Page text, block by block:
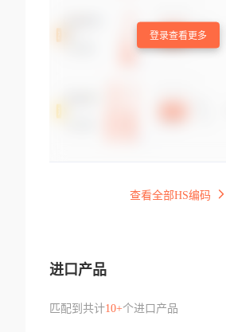
登录查看更多
查看全部HS编码
进口产品
匹配到共计10+个进口产品